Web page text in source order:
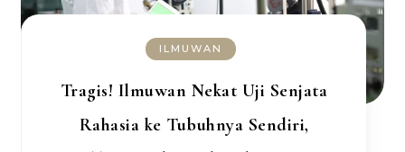
ILMUWAN
Tragis! Ilmuwan Nekat Uji Senjata
Rahasia ke Tubuhnya Sendiri,